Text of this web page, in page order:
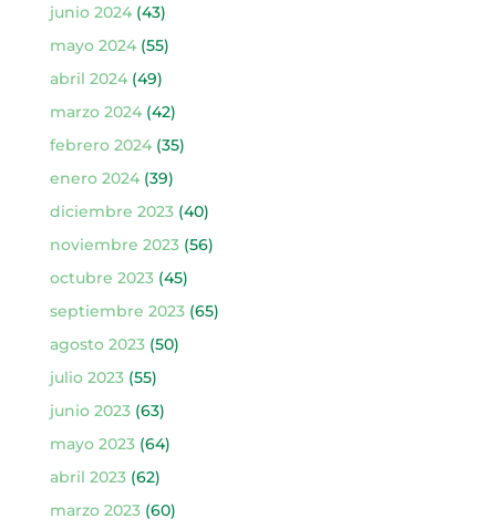
junio 2024(43)
mayo 2024(55)
abril 2024(49)
marzo 2024(42)
febrero 2024(35)
enero 2024(39)
diciembre 2023(40)
noviembre 2023(56)
octubre 2023(45)
septiembre 2023(65)
agosto 2023(50)
julio 2023(55)
junio 2023(63)
mayo 2023(64)
abril 2023(62)
marzo 2023(60)